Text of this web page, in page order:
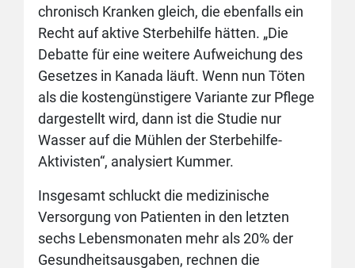
chronisch Kranken gleich, die ebenfalls ein
Recht auf aktive Sterbehilfe hätten. „Die
Debatte für eine weitere Aufweichung des
Gesetzes in Kanada läuft. Wenn nun Töten
als die kostengünstigere Variante zur Pflege
dargestellt wird, dann ist die Studie nur
Wasser auf die Mühlen der Sterbehilfe-
Aktivisten“, analysiert Kummer.
Insgesamt schluckt die medizinische
Versorgung von Patienten in den letzten
sechs Lebensmonaten mehr als 20% der
Gesundheitsausgaben, rechnen die